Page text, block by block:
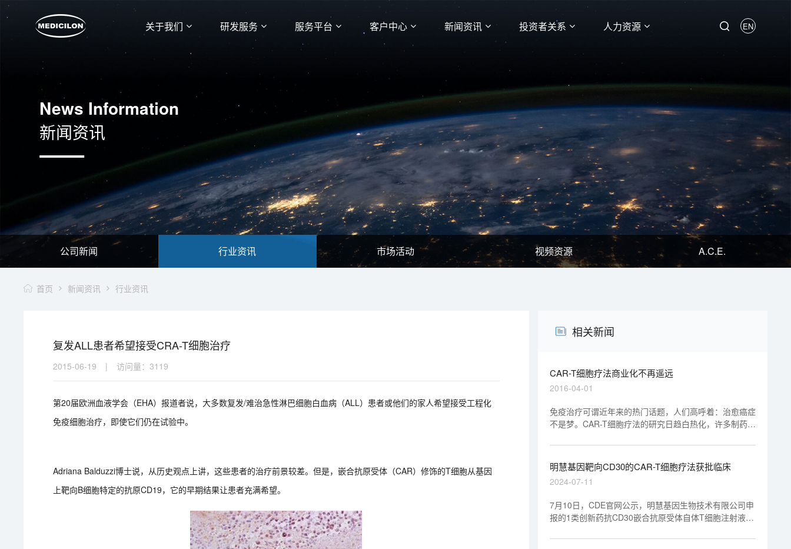
关于我们 研发服务 服务平台 客户中心 新闻资讯 投资者关系 人力资源 EN
News Information
新闻资讯
公司新闻 行业资讯 市场活动 视频资源 A.C.E.
首页 新闻资讯 行业资讯
复发ALL患者希望接受CRA-T细胞治疗
2015-06-19 | 访问量：3119
第20届欧洲血液学会（EHA）报道者说，大多数复发/难治急性淋巴细胞白血病（ALL）患者或他们的家人希望接受工程化
免疫细胞治疗，即使它们仍在试验中。
Adriana Balduzzi博士说，从历史观点上讲，这些患者的治疗前景较差。但是，嵌合抗原受体（CAR）修饰的T细胞从基因
上靶向B细胞特定的抗原CD19，它的早期结果让患者充满希望。
相关新闻
CAR-T细胞疗法商业化不再遥远
2016-04-01
免疫治疗可谓近年来的热门话题，人们高呼着：治愈癌症
不是梦。CAR-T细胞疗法的研究日趋白热化，许多制药
明慧基因靶向CD30的CAR-T细胞疗法获批临床
2024-07-11
7月10日，CDE官网公示，明慧基因生物技术有限公司申
报的1类创新药抗CD30嵌合抗原受体自体T细胞注射液获
等CD30阳性肿瘤。